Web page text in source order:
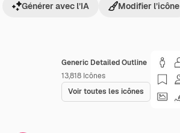
Generic Detailed Outline
13,818 Icônes
Voir toutes les icônes
Générer avec l’IA Modifier l’icône